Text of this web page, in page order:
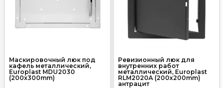
Маскировочный люк под
кафель металлический,
Europlast MDU2030
(200x300mm)
Ревизионный люк для
внутренних работ
металлический, Europlast
RLM2020A (200x200mm)
антрацит